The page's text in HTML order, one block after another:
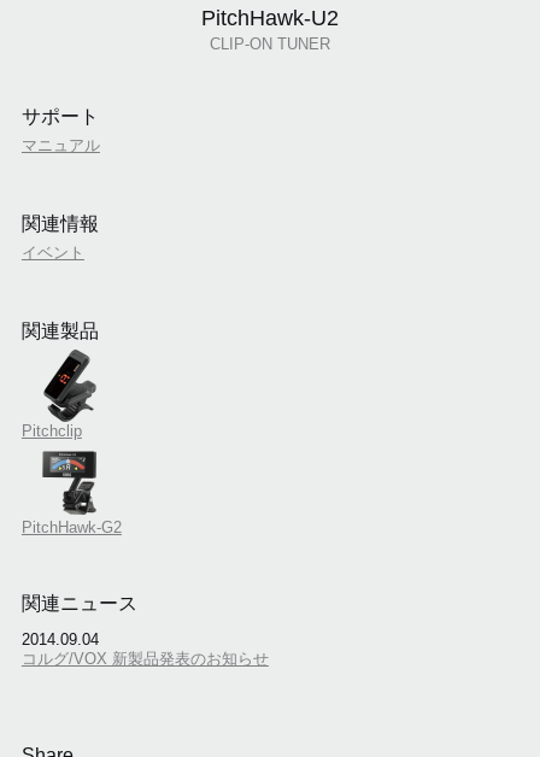
PitchHawk-U2
CLIP-ON TUNER
サポート
マニュアル
関連情報
イベント
関連製品
Pitchclip
PitchHawk-G2
関連ニュース
2014.09.04
コルグ/VOX 新製品発表のお知らせ